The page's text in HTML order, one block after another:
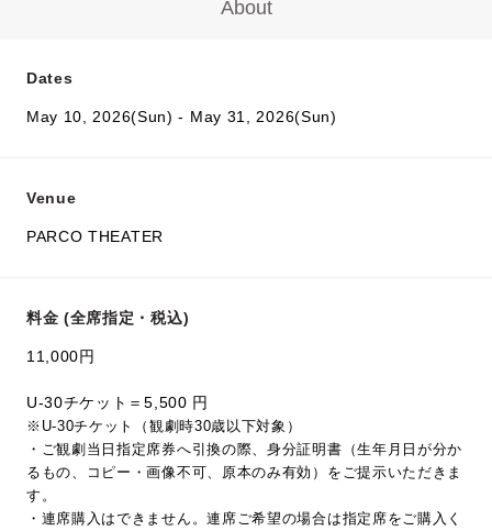
About
Dates
May 10, 2026(Sun) - May 31, 2026(Sun)
Venue
PARCO THEATER
料金 (全席指定・税込)
11,000円
U-30チケット＝5,500 円
※U-30チケット（観劇時30歳以下対象）
・ご観劇当日指定席券へ引換の際、身分証明書（生年月日が分か
るもの、コピー・画像不可、原本のみ有効）をご提示いただきま
す。
・連席購入はできません。連席ご希望の場合は指定席をご購入く